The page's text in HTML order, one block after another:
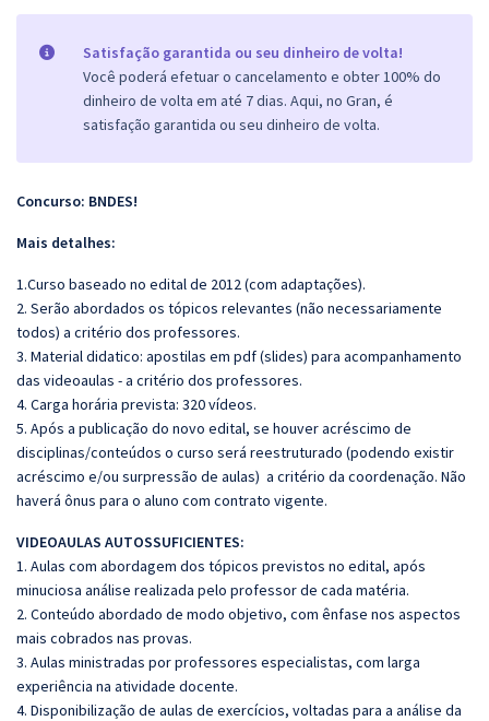
Satisfação garantida ou seu dinheiro de volta!
Você poderá efetuar o cancelamento e obter 100% do
dinheiro de volta em até 7 dias. Aqui, no Gran, é
satisfação garantida ou seu dinheiro de volta.
Concurso: BNDES!
Mais detalhes:
1.Curso baseado no edital de 2012 (com adaptações).
2. Serão abordados os tópicos relevantes (não necessariamente
todos) a critério dos professores.
3. Material didatico: apostilas em pdf (slides) para acompanhamento
das videoaulas - a critério dos professores.
4. Carga horária prevista: 320 vídeos.
5. Após a publicação do novo edital, se houver acréscimo de
disciplinas/conteúdos o curso será reestruturado (podendo existir
acréscimo e/ou surpressão de aulas) a critério da coordenação. Não
haverá ônus para o aluno com contrato vigente.
VIDEOAULAS AUTOSSUFICIENTES:
1. Aulas com abordagem dos tópicos previstos no edital, após
minuciosa análise realizada pelo professor de cada matéria.
2. Conteúdo abordado de modo objetivo, com ênfase nos aspectos
mais cobrados nas provas.
3. Aulas ministradas por professores especialistas, com larga
experiência na atividade docente.
4. Disponibilização de aulas de exercícios, voltadas para a análise da